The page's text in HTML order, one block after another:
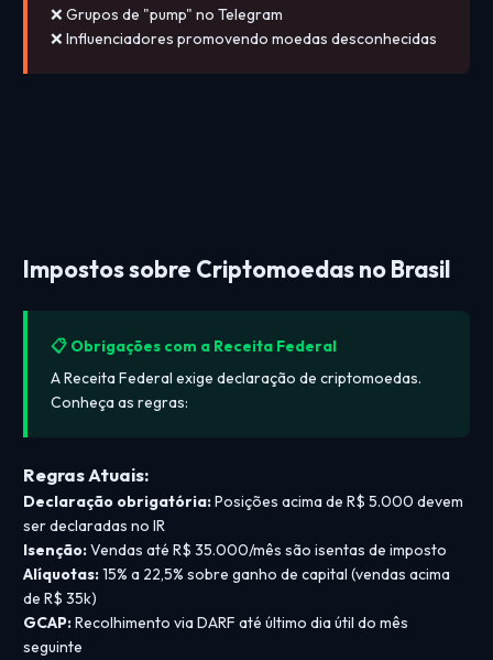
❌ Grupos de "pump" no Telegram
❌ Influenciadores promovendo moedas desconhecidas
Impostos sobre Criptomoedas no Brasil
📋 Obrigações com a Receita Federal
A Receita Federal exige declaração de criptomoedas.
Conheça as regras:
Regras Atuais:
Declaração obrigatória:Posições acima de R$ 5.000 devem
ser declaradas no IR
Isenção:Vendas até R$ 35.000/mês são isentas de imposto
Alíquotas:15% a 22,5% sobre ganho de capital (vendas acima
de R$ 35k)
GCAP:Recolhimento via DARF até último dia útil do mês
seguinte